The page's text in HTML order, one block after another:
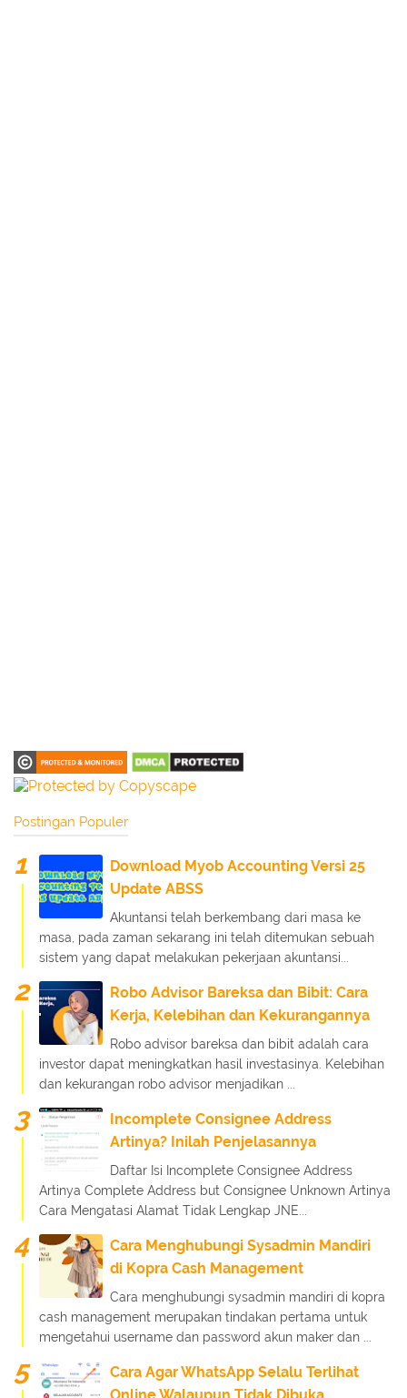
Postingan Populer
Download Myob Accounting Versi 25
Update ABSS
Akuntansi telah berkembang dari masa ke
masa, pada zaman sekarang ini telah ditemukan sebuah
sistem yang dapat melakukan pekerjaan akuntansi...
Robo Advisor Bareksa dan Bibit: Cara
Kerja, Kelebihan dan Kekurangannya
Robo advisor bareksa dan bibit adalah cara
investor dapat meningkatkan hasil investasinya. Kelebihan
dan kekurangan robo advisor menjadikan ...
Incomplete Consignee Address
Artinya? Inilah Penjelasannya
Daftar Isi Incomplete Consignee Address
Artinya Complete Address but Consignee Unknown Artinya
Cara Mengatasi Alamat Tidak Lengkap JNE...
Cara Menghubungi Sysadmin Mandiri
di Kopra Cash Management
Cara menghubungi sysadmin mandiri di kopra
cash management merupakan tindakan pertama untuk
mengetahui username dan password akun maker dan ...
Cara Agar WhatsApp Selalu Terlihat
Online Walaupun Tidak Dibuka